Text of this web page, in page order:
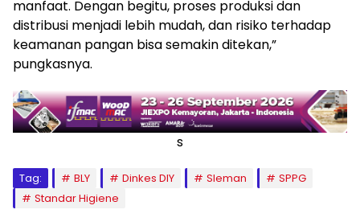
manfaat. Dengan begitu, proses produksi dan
distribusi menjadi lebih mudah, dan risiko terhadap
keamanan pangan bisa semakin ditekan,”
pungkasnya.
s
Tag: BLY Dinkes DIY Sleman
SPPG
Standar Higiene